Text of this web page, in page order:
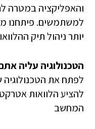
והאפליקציה במטרה
למשתמשים. פיתחנו
יותר ניהול תיק
הטכנולוגיה עליה
לפתח את
להציע הלוואות
המחשב